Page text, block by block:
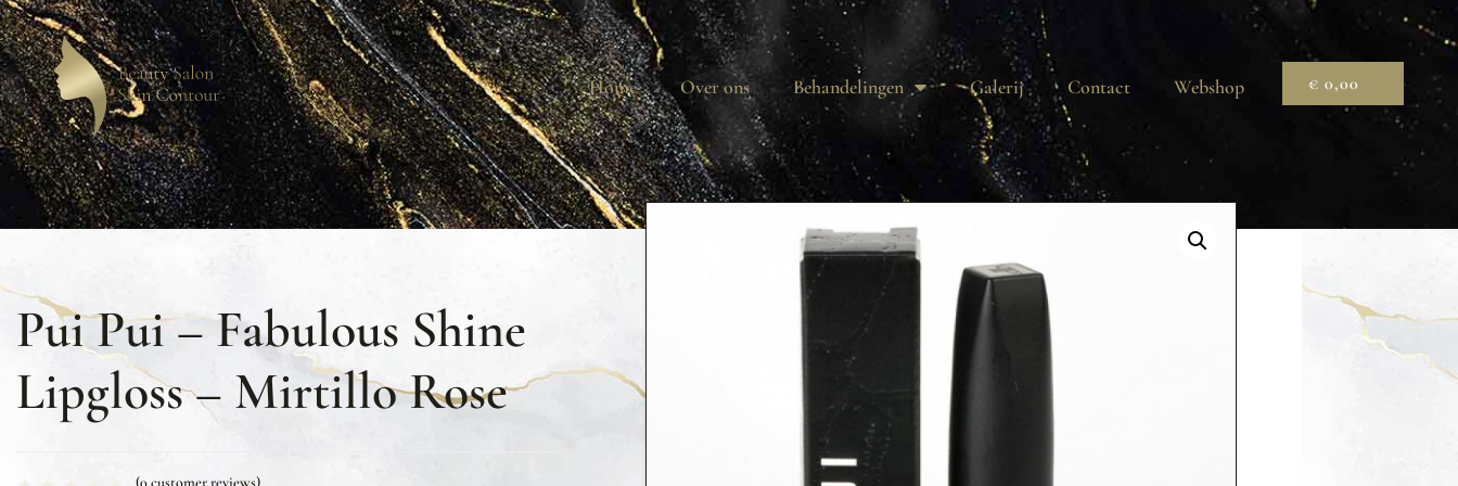
Home Over ons Behandelingen Galerij Contact Webshop € 0,00
Pui Pui – Fabulous Shine
Lipgloss – Mirtillo Rose
(0customer reviews)